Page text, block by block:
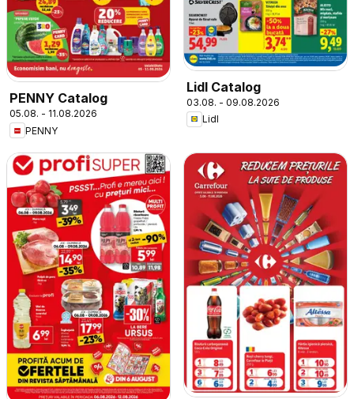
PENNY Catalog
05.08. - 11.08.2026
PENNY
Lidl Catalog
03.08. - 09.08.2026
Lidl